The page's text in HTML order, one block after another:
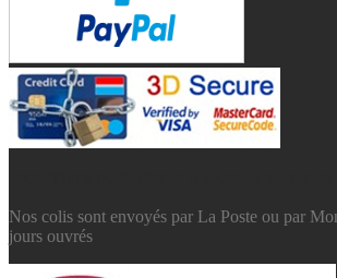
Nos colis sont envoyés par La Poste ou par
jours ouvrés